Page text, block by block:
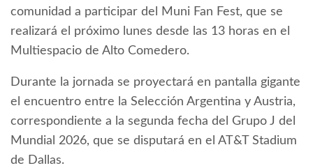
comunidad a participar del Muni Fan Fest, que se
realizará el próximo lunes desde las 13 horas en el
Multiespacio de Alto Comedero.
Durante la jornada se proyectará en pantalla gigante
el encuentro entre la Selección Argentina y Austria,
correspondiente a la segunda fecha del Grupo J del
Mundial 2026, que se disputará en el AT&T Stadium
de Dallas.